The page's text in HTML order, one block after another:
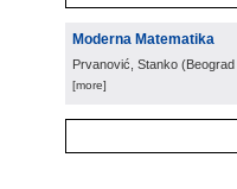
Moderna Matematika
Prvanović, Stanko (Beograd
[more]